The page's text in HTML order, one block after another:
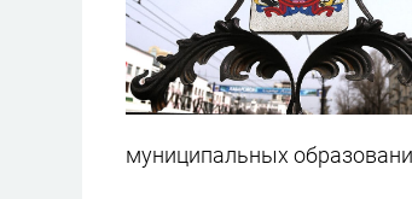
муниципальных